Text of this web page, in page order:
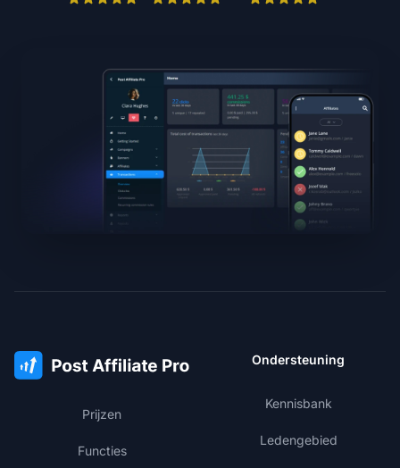
Prijzen
Functies
Ondersteuning
Kennisbank
Ledengebied